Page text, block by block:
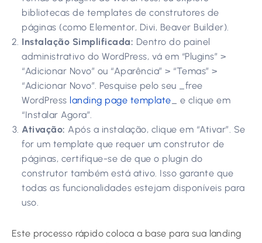
bibliotecas de templates de construtores de
páginas (como Elementor, Divi, Beaver Builder).
Instalação Simplificada: Dentro do painel
administrativo do WordPress, vá em “Plugins” >
“Adicionar Novo” ou “Aparência” > “Temas” >
“Adicionar Novo”. Pesquise pelo seu _free
WordPress landing page template_ e clique em
“Instalar Agora”.
Ativação: Após a instalação, clique em “Ativar”. Se
for um template que requer um construtor de
páginas, certifique-se de que o plugin do
construtor também está ativo. Isso garante que
todas as funcionalidades estejam disponíveis para
uso.
Este processo rápido coloca a base para sua landing